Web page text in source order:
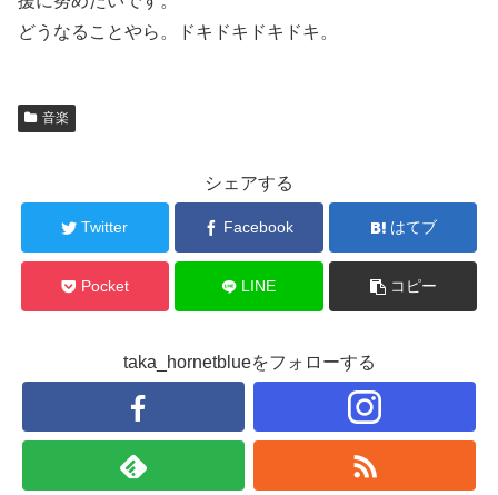
どうなることやら。ドキドキドキドキ。
音楽
シェアする
Twitter Facebook はてブ
Pocket LINE コピー
taka_hornetblueをフォローする